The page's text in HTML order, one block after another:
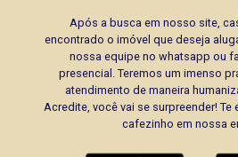
Após a busca em nosso site,
encontrado o imóvel que deseja
nossa equipe no whatsapp ou
presencial. Teremos um imenso
atendimento de maneira
Acredite, você vai se surpreender!
cafezinho em nossa